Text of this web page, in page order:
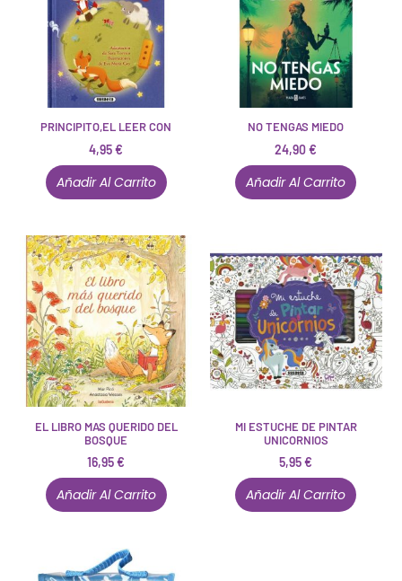
PRINCIPITO,EL LEER CON
4,95€
Añadir Al Carrito
NO TENGAS MIEDO
24,90€
Añadir Al Carrito
EL LIBRO MAS QUERIDO DEL
BOSQUE
16,95€
Añadir Al Carrito
MI ESTUCHE DE PINTAR
UNICORNIOS
5,95€
Añadir Al Carrito